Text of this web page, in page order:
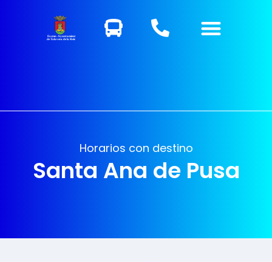
Excmo. Ayuntamiento
de Talavera de la Reina
Horarios con destino
Santa Ana de Pusa